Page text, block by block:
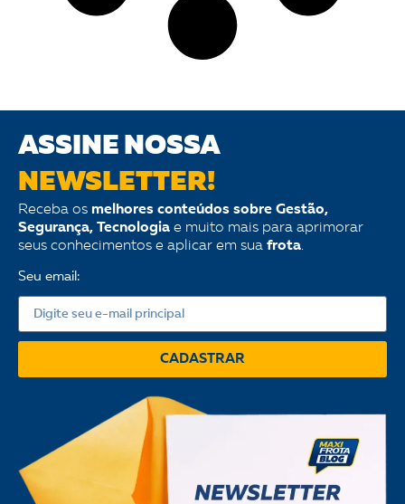
ASSINE NOSSA
NEWSLETTER!
Receba os melhores conteúdos sobre Gestão,
Segurança, Tecnologia e muito mais para aprimorar
seus conhecimentos e aplicar em sua frota.
Seu email:
CADASTRAR